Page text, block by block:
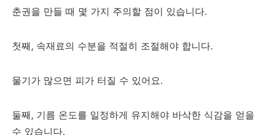
춘권을 만들 때 몇 가지 주의할 점이 있습니다.
첫째, 속재료의 수분을 적절히 조절해야 합니다.
물기가 많으면 피가 터질 수 있어요.
둘째, 기름 온도를 일정하게 유지해야 바삭한 식감을 얻을
수 있습니다.